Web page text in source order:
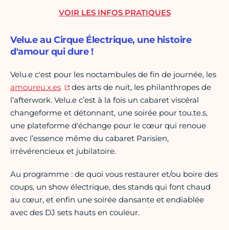
Velu.e au Cirque Électrique, une histoire
d'amour qui dure !
Velu.e c'est pour les noctambules de fin de journée, les
amoureu.x.es
des arts de nuit, les philanthropes de
l’afterwork. Velu.e c’est à la fois un cabaret viscéral
changeforme et détonnant, une soirée pour tou.te.s,
une plateforme d'échange pour le cœur qui renoue
avec l’essence même du cabaret Parisien,
irrévérencieux et jubilatoire.
Au programme : de quoi vous restaurer et/ou boire des
coups, un show électrique, des stands qui font chaud
au cœur, et enfin une soirée dansante et endiablée
avec des DJ sets hauts en couleur.
VOIR LES INFOS PRATIQUES